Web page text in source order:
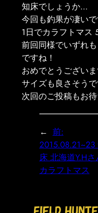
知床でしょうか…
今回も釣果が凄い
1日でカラフトマス
前回同様でいずれも
ですね！
おめでとうござい
サイズも良さそうで
次回のご投稿もお待
← 前:
2015.08.21~23
床 北海道Y.Hさ
カラフトマス